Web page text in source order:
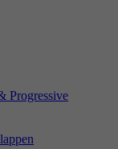
Progressive